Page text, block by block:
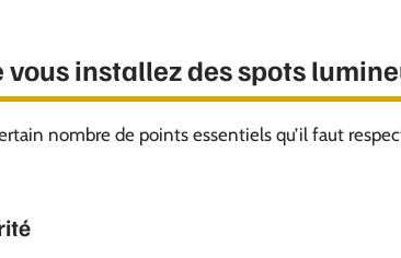
installez des spots
nombre de points essentiels qu’il faut